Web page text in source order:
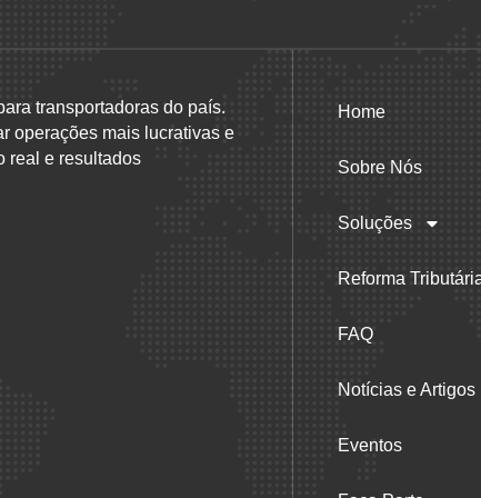
transportadoras do país.
operações mais lucrativas e
real e resultados
Home
Sobre Nós
Soluções
Reforma
FAQ
Notícias e Artigos
Eventos